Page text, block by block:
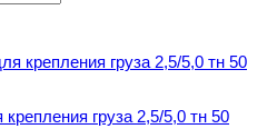
груза 2,5/5,0 тн 50 мм
груза 2,5/5,0 тн 50